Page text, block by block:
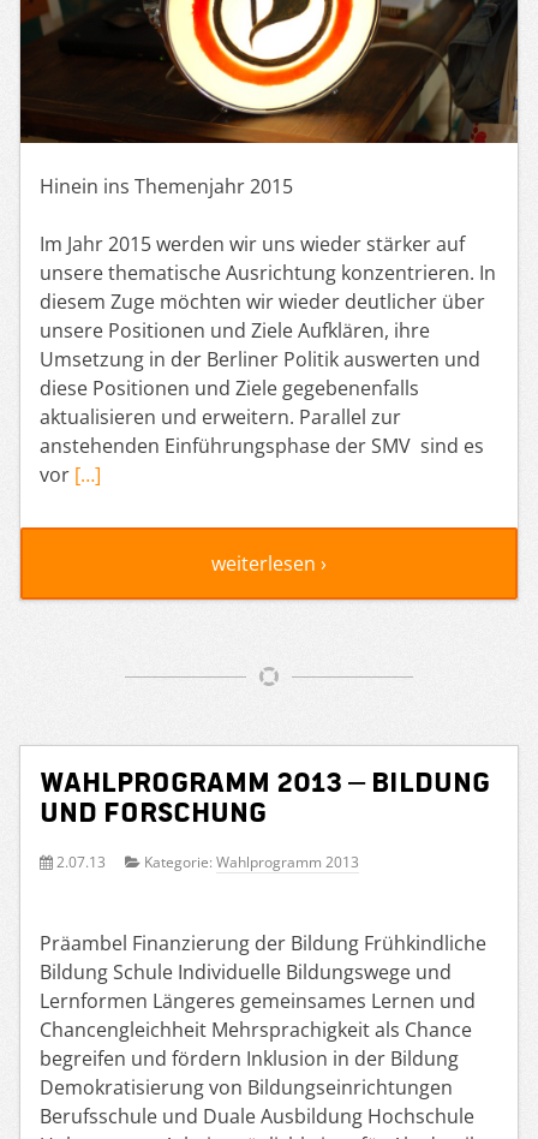
Hinein ins Themenjahr 2015
Im Jahr 2015 werden wir uns wieder stärker auf
unsere thematische Ausrichtung konzentrieren. In
diesem Zuge möchten wir wieder deutlicher über
unsere Positionen und Ziele Aufklären, ihre
Umsetzung in der Berliner Politik auswerten und
diese Positionen und Ziele gegebenenfalls
aktualisieren und erweitern. Parallel zur
anstehenden Einführungsphase der SMV sind es
vor […]
weiterlesen ›
Wahlprogramm 2013 – Bildung
und Forschung
2.07.13 Kategorie: Wahlprogramm 2013
Präambel Finanzierung der Bildung Frühkindliche
Bildung Schule Individuelle Bildungswege und
Lernformen Längeres gemeinsames Lernen und
Chancengleichheit Mehrsprachigkeit als Chance
begreifen und fördern Inklusion in der Bildung
Demokratisierung von Bildungseinrichtungen
Berufsschule und Duale Ausbildung Hochschule